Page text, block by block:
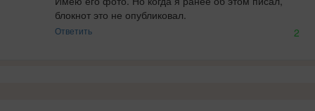
блокнот это не опубликовал.
Ответить 2